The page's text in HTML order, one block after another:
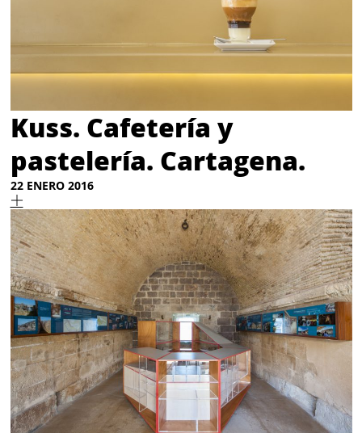
Kuss. Cafetería y
pastelería. Cartagena.
22 ENERO 2016